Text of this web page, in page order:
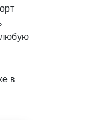
любую
в